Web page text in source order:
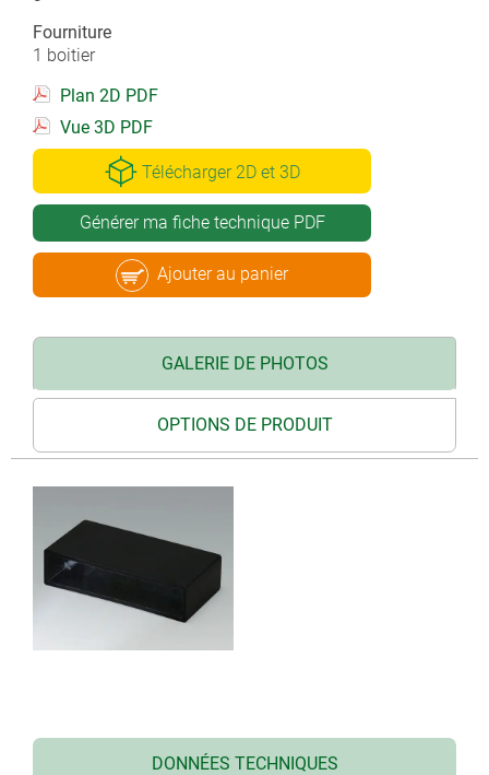
Fourniture
1 boitier
Plan 2D PDF
Vue 3D PDF
Télécharger 2D et 3D
Générer ma fiche technique PDF
Ajouter au panier
GALERIE DE PHOTOS
OPTIONS DE PRODUIT
DONNÉES TECHNIQUES